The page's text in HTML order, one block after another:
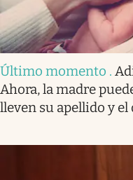
Último momento .
Ahora, la madre
lleven su apellido y el